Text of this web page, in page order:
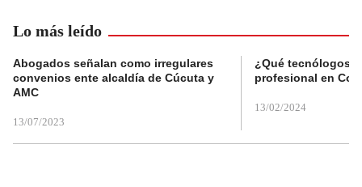
Lo más leído
Abogados señalan como irregulares
convenios ente alcaldía de Cúcuta y
AMC
13/07/2023
¿Qué tecnólogos
profesional en
13/02/2024